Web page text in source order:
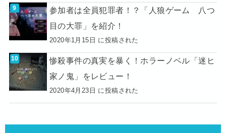
参加者は全員犯罪者！？「人狼ゲーム 八つ
目の大罪」を紹介！
2020年1月15日 に投稿された
惨殺事件の真実を暴く！ホラーノベル「迷ヒ
家ノ鬼」をレビュー！
2020年4月23日 に投稿された